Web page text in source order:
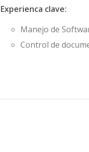
Experienca clave:
Manejo de
Control de